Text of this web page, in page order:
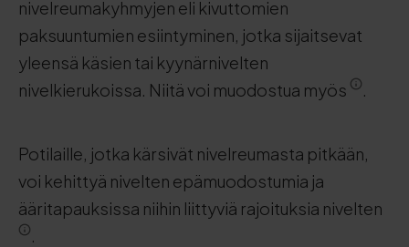
nivelreumakyhmyjen eli kivuttomien
paksuuntumien esiintyminen, jotka sijaitsevat
yleensä käsien tai kyynärnivelten
nivelkierukoissa. Niitä voi muodostua myös
.
Potilaille, jotka kärsivät nivelreumasta pitkään,
voi kehittyä nivelten epämuodostumia ja
ääritapauksissa niihin liittyviä rajoituksia nivelten
.